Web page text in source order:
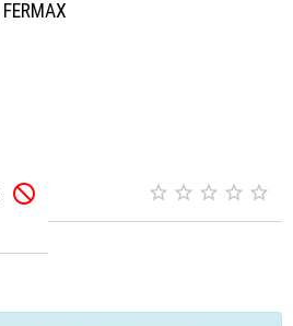
FERMAX
     